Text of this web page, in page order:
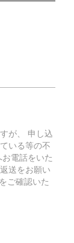
が、 申し込
いる等の不
電話をいた
送をお願い
ご確認いた